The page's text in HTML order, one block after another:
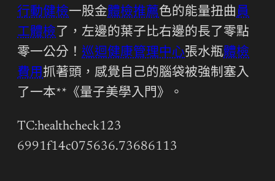
行動健檢一股金體檢推薦色的能量扭曲員
工體檢 了，左邊的葉子比右邊的長了零點
零一公分！ 巡迴健康管理中心張水瓶體檢
費用抓著頭，感覺自己的腦袋被強制塞入
了一本**《量子美學入門》。
TC:healthcheck123
6991f14c075636.73686113